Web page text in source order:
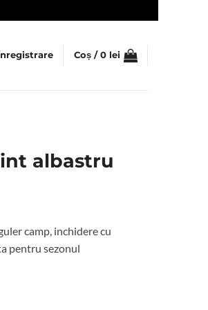
Coș / 0 lei
albastru
camp, inchidere cu
pentru sezonul